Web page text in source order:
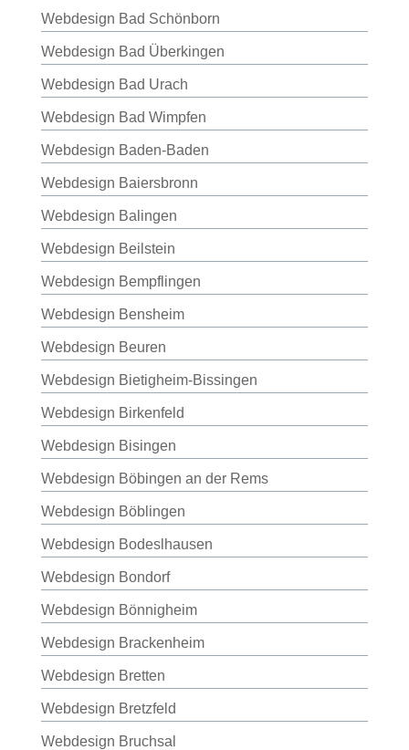
Webdesign Bad Schönborn
Webdesign Bad Überkingen
Webdesign Bad Urach
Webdesign Bad Wimpfen
Webdesign Baden-Baden
Webdesign Baiersbronn
Webdesign Balingen
Webdesign Beilstein
Webdesign Bempflingen
Webdesign Bensheim
Webdesign Beuren
Webdesign Bietigheim-Bissingen
Webdesign Birkenfeld
Webdesign Bisingen
Webdesign Böbingen an der Rems
Webdesign Böblingen
Webdesign Bodeslhausen
Webdesign Bondorf
Webdesign Bönnigheim
Webdesign Brackenheim
Webdesign Bretten
Webdesign Bretzfeld
Webdesign Bruchsal